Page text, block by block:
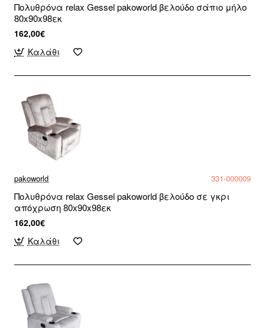
Πολυθρόνα relax Gessel pakoworld βελούδο σάπιο μήλο
80x90x98εκ
162,00€
Καλάθι
pakoworld 331-000009
Πολυθρόνα relax Gessel pakoworld βελούδο σε γκρι
απόχρωση 80x90x98εκ
162,00€
Καλάθι